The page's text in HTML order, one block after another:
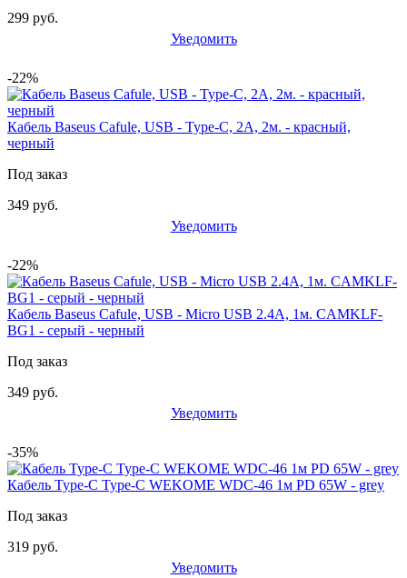
299 руб.
Уведомить
-22%
Кабель Baseus Cafule, USB - Type-C, 2А, 2м. - красный,
черный
Под заказ
349 руб.
Уведомить
-22%
Кабель Baseus Cafule, USB - Micro USB 2.4А, 1м. CAMKLF-
BG1 - серый - черный
Под заказ
349 руб.
Уведомить
-35%
Кабель Type-C Type-C WEKOME WDC-46 1м PD 65W - grey
Под заказ
319 руб.
Уведомить